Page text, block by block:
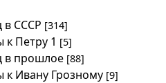
в СССР [314]
Петру 1 [5]
в прошлое [88]
к Ивану Грозному [9]